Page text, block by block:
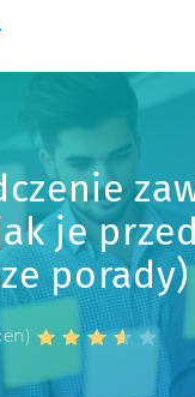
je
porady)